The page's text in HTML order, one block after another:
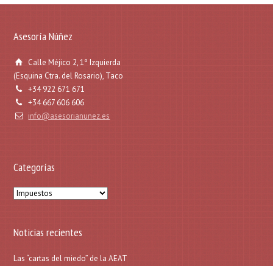
Asesoría Núñez
Calle Méjico 2, 1º Izquierda
(Esquina Ctra. del Rosario), Taco
+34 922 671 671
+34 667 606 606
info@asesorianunez.es
Categorías
Categorías
Noticias recientes
Las “cartas del miedo” de la AEAT